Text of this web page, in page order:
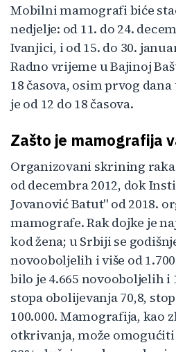
Mobilni mamografi biće
nedjelje: od 11. do 24.
Ivanjici, i od 15. do 30.
Radno vrijeme u Bajinoj
18 časova, osim prvog
je od 12 do 18 časova.
Zašto je mamografija
Organizovani skrining
od decembra 2012, dok
Jovanović Batut" od 2018.
mamografe. Rak dojke je
kod žena; u Srbiji se
novooboljelih i više od
bilo je 4.665 novooboljelih
stopa obolijevanja 70,8,
100.000. Mamografija, kao
otkrivanja, može omogućiti